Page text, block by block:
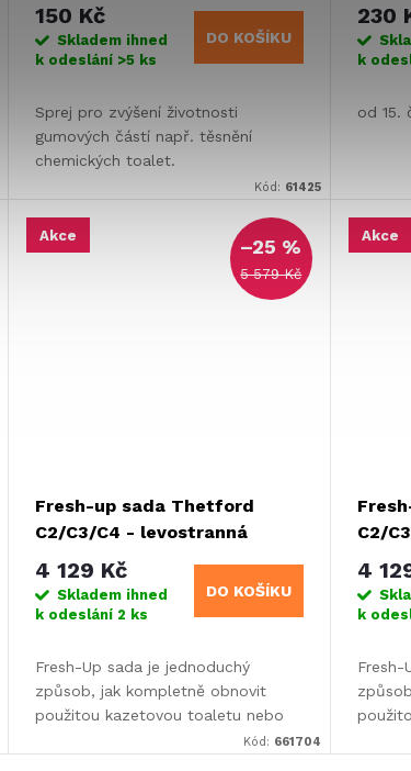
150 Kč
Skladem ihned
k odeslání >5 ks
DO KOŠÍKU
Sprej pro zvýšení životnosti
gumových částí např. těsnění
chemických toalet.
Kód: 61425
230
k
od 15.
Akce
5 579 Kč
–25 %
Fresh-up sada Thetford
C2/C3/C4 - levostranná
instalace
4 129 Kč
Skladem ihned
k odeslání 2 ks
DO KOŠÍKU
Fresh-Up sada je jednoduchý
způsob, jak kompletně obnovit
použitou kazetovou toaletu nebo
jako náhradní nádrž pro delší cesty.
Kód: 661704
Akce
C2/
4
k
Fresh-
jako